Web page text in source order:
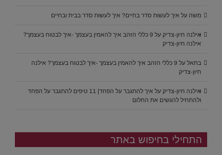
משה על איך לעשות סדר בחיים? איך לעשות סדר בבית ובחיים
אילנה חיון-צדיק על
9 כללי הזהב איך להאמין בעצמך -איך לבטוח בעצמך?
אילנה חיון-צדיק
בתאל על
9 כללי הזהב איך להאמין בעצמך -איך לבטוח בעצמך? אילנה
חיון-צדיק
אילנה חיון-צדיק על
איך להתגבר על הפחד| 11 טיפים להתגבר על הפחד
ולהתחיל להגשים את החלום
התחילי בחיפוש באתר